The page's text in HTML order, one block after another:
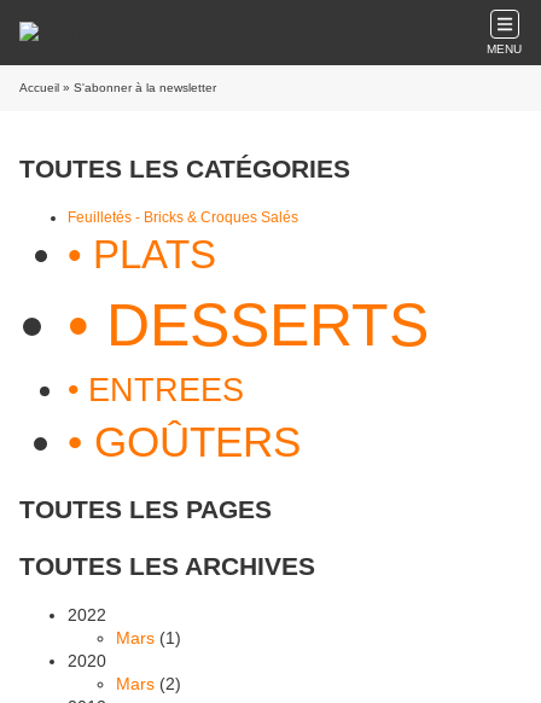
MENU
Accueil » S'abonner à la newsletter
TOUTES LES CATÉGORIES
Feuilletés - Bricks & Croques Salés
• PLATS
• DESSERTS
• ENTREES
• GOÛTERS
TOUTES LES PAGES
TOUTES LES ARCHIVES
2022
Mars (1)
2020
Mars (2)